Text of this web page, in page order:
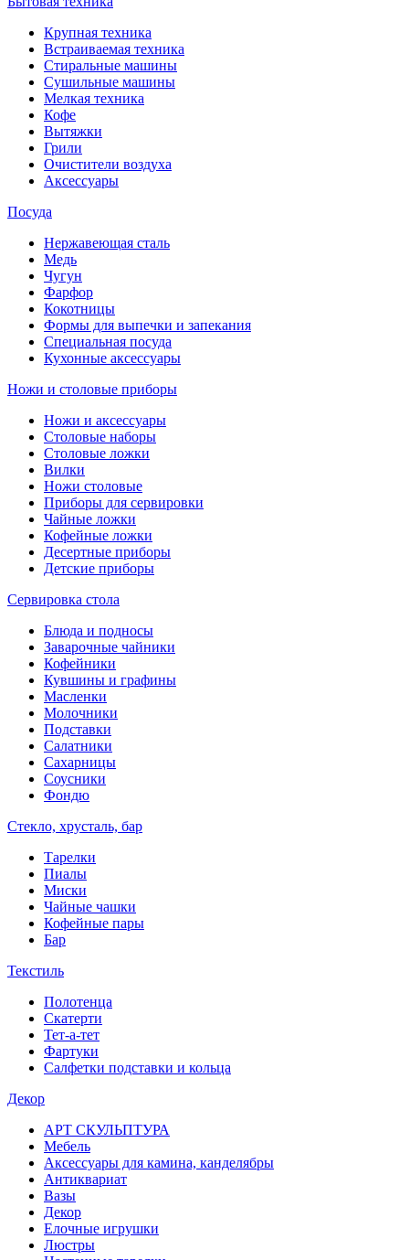
Крупная техника
Встраиваемая техника
Стиральные машины
Сушильные машины
Мелкая техника
Кофе
Вытяжки
Грили
Очистители воздуха
Аксессуары
Посуда
Нержавеющая сталь
Медь
Чугун
Фарфор
Кокотницы
Формы для выпечки и запекания
Специальная посуда
Кухонные аксессуары
Ножи и столовые приборы
Ножи и аксессуары
Столовые наборы
Столовые ложки
Вилки
Ножи столовые
Приборы для сервировки
Чайные ложки
Кофейные ложки
Десертные приборы
Детские приборы
Сервировка стола
Блюда и подносы
Заварочные чайники
Кофейники
Кувшины и графины
Масленки
Молочники
Подставки
Салатники
Сахарницы
Соусники
Фондю
Стекло, хрусталь, бар
Тарелки
Пиалы
Миски
Чайные чашки
Кофейные пары
Бар
Текстиль
Полотенца
Скатерти
Тет-а-тет
Фартуки
Салфетки подставки и кольца
Декор
АРТ СКУЛЬПТУРА
Мебель
Аксессуары для камина, канделябры
Антиквариат
Вазы
Декор
Елочные игрушки
Люстры